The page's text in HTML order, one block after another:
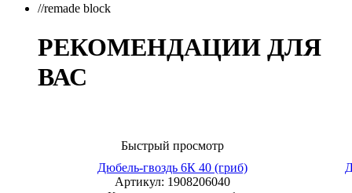
//remade block
РЕКОМЕНДАЦИИ ДЛЯ
ВАС
Быстрый просмотр
Дюбель-гвоздь 6К 40 (гриб)
Артикул: 1908206040